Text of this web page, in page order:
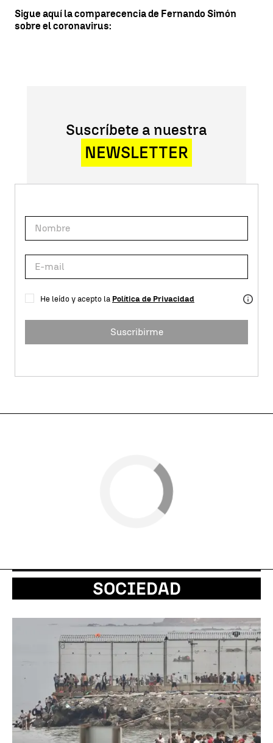
Sigue aquí la comparecencia de Fernando Simón
sobre el coronavirus:
Suscríbete a nuestra
NEWSLETTER
He leído y acepto la Política de Privacidad
Suscribirme
SOCIEDAD